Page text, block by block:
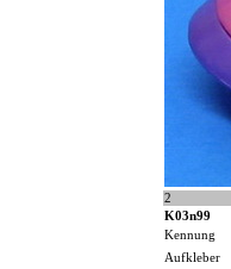
2
K03n99
Kennung
Aufkleber